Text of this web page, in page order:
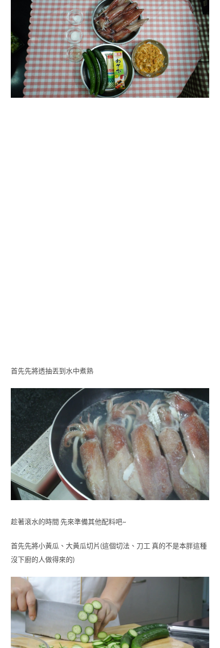
首先先將透抽丟到水中煮熟
趁著滾水的時間 先來準備其他配料吧~
首先先將小黃瓜、大黃瓜切片(這個切法、刀工 真的不是本胖這種
沒下廚的人做得來的)